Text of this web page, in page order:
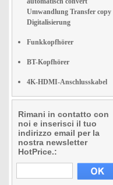
Umwandlung Transfer copy
Digitalisierung
Funkkopfhörer
BT-Kopfhörer
4K-HDMI-Anschlusskabel
Rimani in contatto con
noi e inserisci il tuo
indirizzo email per la
nostra newsletter
HotPrice.: